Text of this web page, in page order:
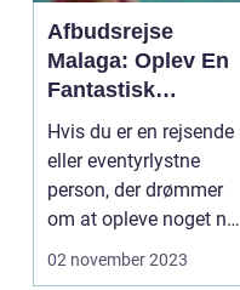
Afbudsrejse
Malaga: Oplev En
Fantastisk
Feriedestination
Hvis du er en rejsende
eller eventyrlystne
person, der drømmer
om at opleve noget nyt
og unikt, er e...
02 november 2023